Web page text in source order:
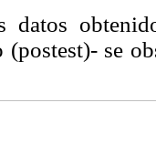
datos
se